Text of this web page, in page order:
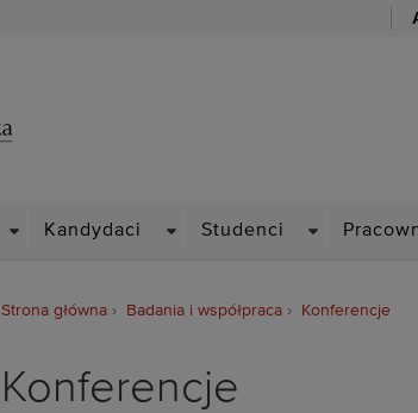
Kandydaci Studenci
Strona główna Badania i współpraca Konferencje
Konferencje